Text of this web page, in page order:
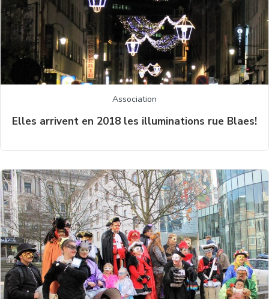
Association
Elles arrivent en 2018 les illuminations rue Blaes!